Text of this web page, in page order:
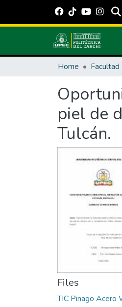
Home
piel de
Tulcán.
Files
TIC Pinago Acero